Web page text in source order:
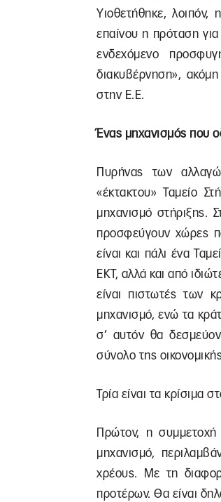
Υιοθετήθηκε, λοιπόν,
επαίνου η πρόταση
ενδεχόμενο
διακυβέρνηση»,
στην Ε.Ε.
Ένας μηχανισμός που
Πυρήνας των
«έκτακτου» Ταμείο
μηχανισμό στήριξης.
προσφεύγουν χώρες
είναι και πάλι ένα
ΕΚΤ, αλλά και από
είναι πιστωτές των
μηχανισμό, ενώ τα
σ’ αυτόν θα
σύνολο της
Τρία είναι τα κρίσιμα
Πρώτον, η
μηχανισμό,
χρέους. Με τη
προτέρων. Θα είναι